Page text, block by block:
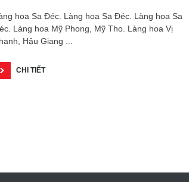
hoa Sa Đéc. Làng hoa Sa Đéc. Làng hoa Sa
Làng hoa Mỹ Phong, Mỹ Tho. Làng hoa Vị
Hậu Giang ...
CHI TIẾT